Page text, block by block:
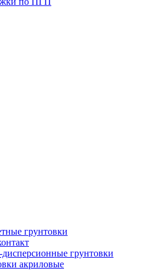
грунтовки
грунтовки
акриловые